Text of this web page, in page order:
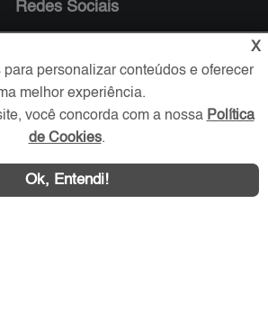
Redes Sociais
X
personalizar conteúdos e oferecer
melhor experiência.
você concorda com a nossa Política
de Cookies.
Ok, Entendi!